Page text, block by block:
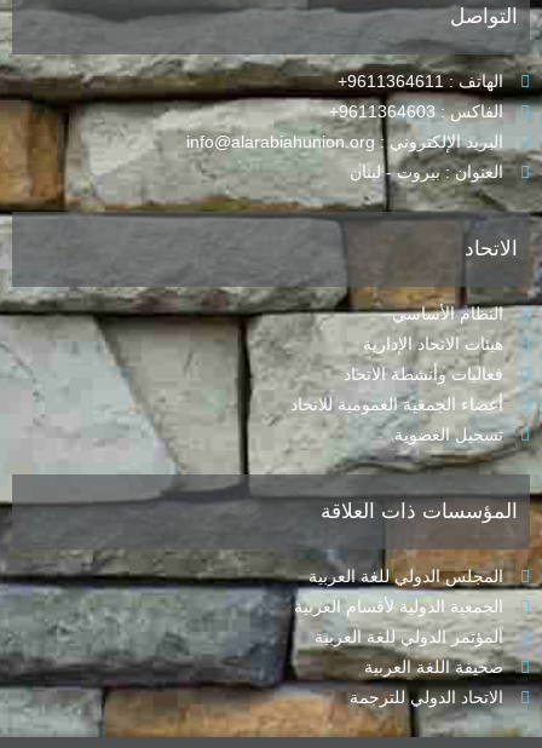
التواصل
الهاتف : 9611364611+
الفاكس : 9611364603+
البريد الإلكتروني : info@alarabiahunion.org
العنوان : بيروت - لبنان
الاتحاد
النظام الأساسي
هيئات الاتحاد الإدارية
فعاليات وأنشطة الاتحاد
أعضاء الجمعية العمومية للاتحاد
تسجيل العضوية
المؤسسات ذات العلاقة
المجلس الدولي للغة العربية
الجمعية الدولية لأقسام العربية
المؤتمر الدولي للغة العربية
صحيفة اللغة العربية
الاتحاد الدولي للترجمة